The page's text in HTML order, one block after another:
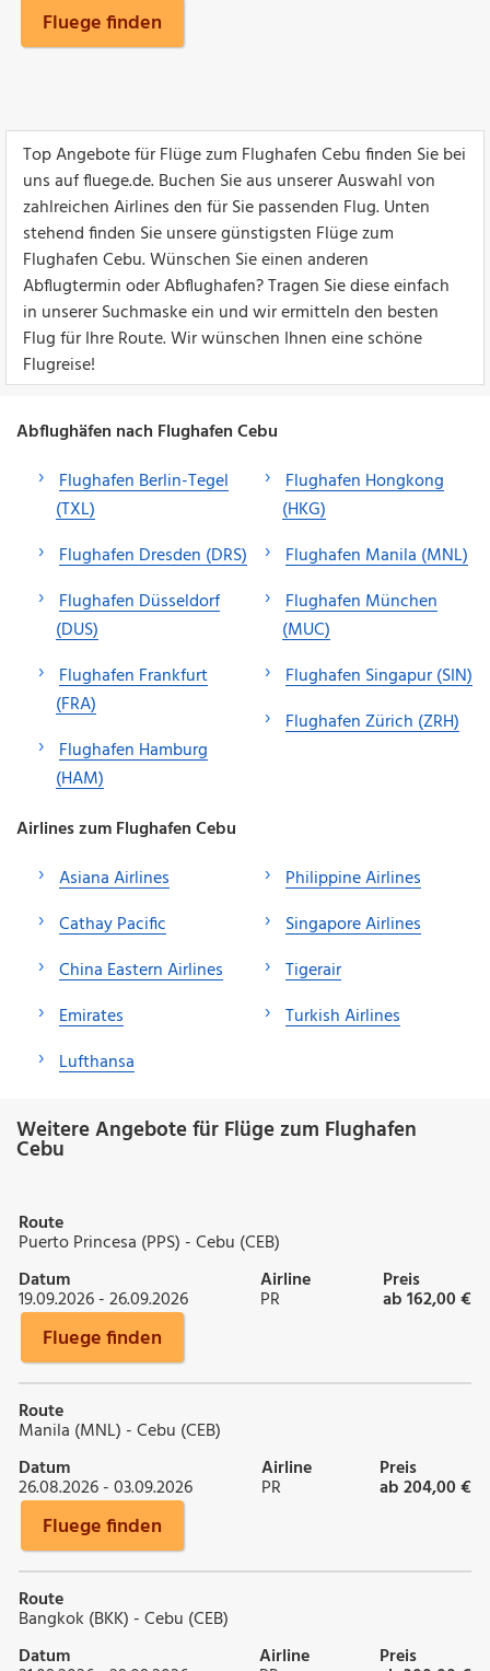
Fluege finden
Top Angebote für Flüge zum Flughafen Cebu finden Sie bei
uns auf fluege.de. Buchen Sie aus unserer Auswahl von
zahlreichen Airlines den für Sie passenden Flug. Unten
stehend finden Sie unsere günstigsten Flüge zum
Flughafen Cebu. Wünschen Sie einen anderen
Abflugtermin oder Abflughafen? Tragen Sie diese einfach
in unserer Suchmaske ein und wir ermitteln den besten
Flug für Ihre Route. Wir wünschen Ihnen eine schöne
Flugreise!
Abflughäfen nach Flughafen Cebu
Flughafen Berlin-Tegel
(TXL)
Flughafen Dresden (DRS)
Flughafen Düsseldorf
(DUS)
Flughafen Frankfurt
(FRA)
Flughafen Hamburg
(HAM)
Flughafen Hongkong
(HKG)
Flughafen Manila (MNL)
Flughafen München
(MUC)
Flughafen Singapur (SIN)
Flughafen Zürich (ZRH)
Airlines zum Flughafen Cebu
Asiana Airlines
Cathay Pacific
China Eastern Airlines
Emirates
Lufthansa
Philippine Airlines
Singapore Airlines
Tigerair
Turkish Airlines
Weitere Angebote für Flüge zum Flughafen
Cebu
Route
Puerto Princesa (PPS) - Cebu (CEB)
Datum
19.09.2026 - 26.09.2026
Airline
PR
Preis
ab 162,00 €
Fluege finden
Route
Manila (MNL) - Cebu (CEB)
Datum
26.08.2026 - 03.09.2026
Airline
PR
Preis
ab 204,00 €
Fluege finden
Route
Bangkok (BKK) - Cebu (CEB)
Datum
Airline Preis